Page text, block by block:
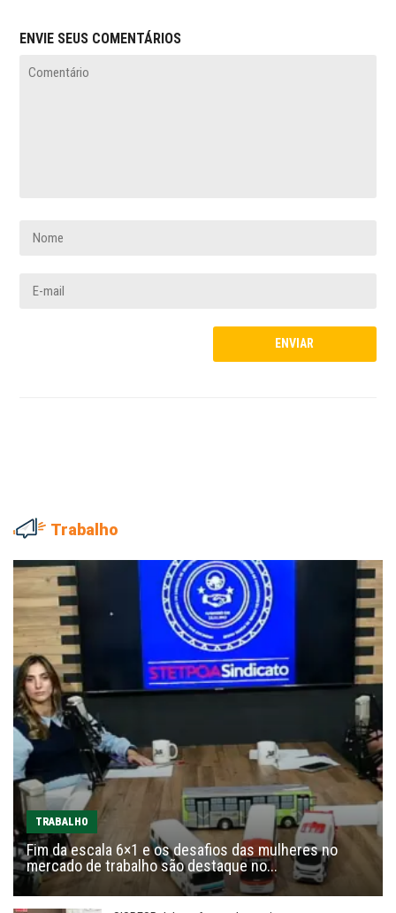
ENVIE SEUS COMENTÁRIOS
Trabalho
TRABALHO
Fim da escala 6×1 e os desafios das mulheres no
mercado de trabalho são destaque no...